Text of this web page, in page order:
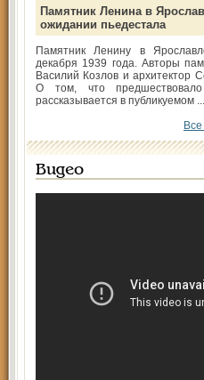
Памятник Ленина в
ожидании пьедестала
Памятник Ленину в
декабря 1939 года. Авторы
Василий Козлов и архитектор
О том, что
рассказывается в публикуемом ...
Видео